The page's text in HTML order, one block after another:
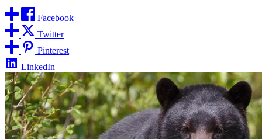
Facebook
Twitter
Pinterest
LinkedIn